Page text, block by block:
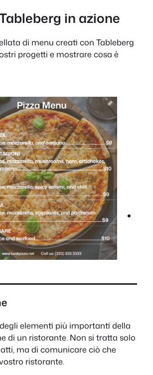
in azione
di menu creati con Tableberg
progetti e mostrare cosa è
elementi più importanti della
di un ristorante. Non si tratta solo
ma di comunicare ciò che
ristorante.